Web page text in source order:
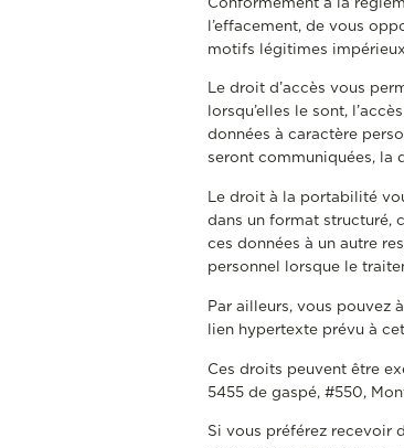
l’effacement, de vous
motifs légitimes
Le droit d’accès vous
lorsqu’elles le sont,
données à caractère
seront communiquées, la
Le droit à la portabilité
dans un format structuré,
ces données à un autre
personnel lorsque le
Par ailleurs, vous pouvez
lien hypertexte prévu à
Ces droits peuvent être
5455 de gaspé, #550,
Si vous préférez recevoir